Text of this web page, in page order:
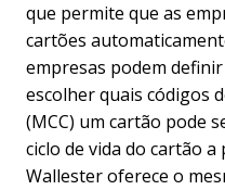
que permite que as
cartões
empresas podem
escolher quais códigos
(MCC) um cartão pode
ciclo de vida do cartão
Wallester oferece o